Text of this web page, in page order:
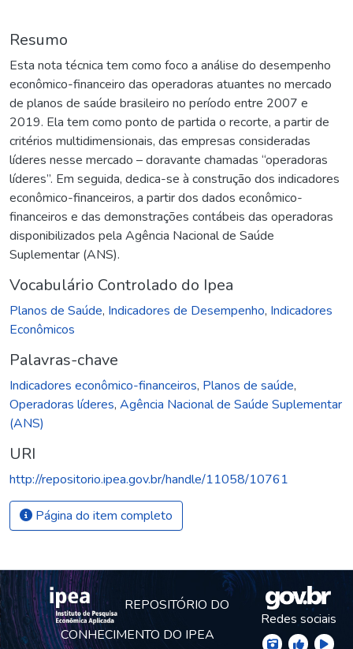
Resumo
Esta nota técnica tem como foco a análise do desempenho
econômico-financeiro das operadoras atuantes no mercado
de planos de saúde brasileiro no período entre 2007 e
2019. Ela tem como ponto de partida o recorte, a partir de
critérios multidimensionais, das empresas consideradas
líderes nesse mercado – doravante chamadas “operadoras
líderes”. Em seguida, dedica-se à construção dos indicadores
econômico-financeiros, a partir dos dados econômico-
financeiros e das demonstrações contábeis das operadoras
disponibilizados pela Agência Nacional de Saúde
Suplementar (ANS).
Vocabulário Controlado do Ipea
Planos de Saúde, Indicadores de Desempenho, Indicadores
Econômicos
Palavras-chave
Indicadores econômico-financeiros, Planos de saúde,
Operadoras líderes, Agência Nacional de Saúde Suplementar
(ANS)
URI
http://repositorio.ipea.gov.br/handle/11058/10761
Página do item completo
REPOSITÓRIO DO
CONHECIMENTO DO IPEA
Redes sociais